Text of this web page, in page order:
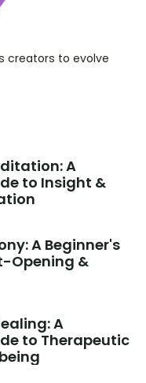
creators to evolve
A
to Insight &
A Beginner's
Opening &
A
to Therapeutic